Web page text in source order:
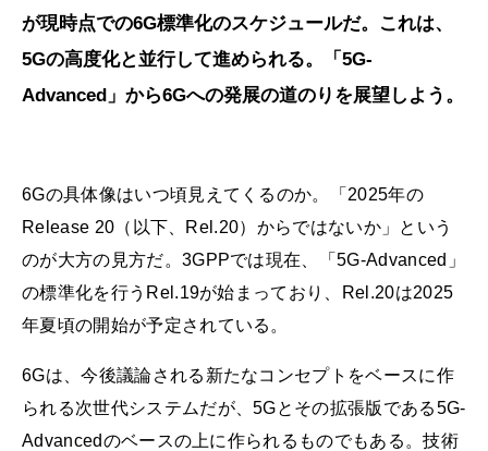
が現時点での6G標準化のスケジュールだ。これは、
5Gの高度化と並行して進められる。「5G-
Advanced」から6Gへの発展の道のりを展望しよう。
6Gの具体像はいつ頃見えてくるのか。「2025年の
Release 20（以下、Rel.20）からではないか」という
のが大方の見方だ。3GPPでは現在、「5G-Advanced」
の標準化を行うRel.19が始まっており、Rel.20は2025
年夏頃の開始が予定されている。
6Gは、今後議論される新たなコンセプトをベースに作
られる次世代システムだが、5Gとその拡張版である5G-
Advancedのベースの上に作られるものでもある。技術